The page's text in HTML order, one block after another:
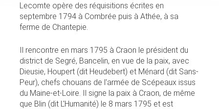
Lecomte opère des réquisitions écrites en
septembre 1794 à Combrée puis à Athée, à sa
ferme de Chantepie.
Il rencontre en mars 1795 à Craon le président du
district de Segré, Bancelin, en vue de la paix, avec
Dieusie, Houpert (dit Heudebert) et Ménard (dit Sans-
Peur), chefs chouans de l'armée de Scépeaux issus
du Maine-et-Loire. Il signe la paix à Craon, de même
que Blin (dit L'Humanité) le 8 mars 1795 et est